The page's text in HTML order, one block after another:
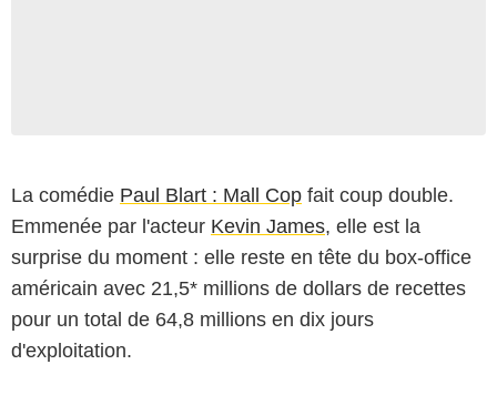
La comédie Paul Blart : Mall Cop fait coup double.
Emmenée par l'acteur Kevin James, elle est la
surprise du moment : elle reste en tête du box-office
américain avec 21,5* millions de dollars de recettes
pour un total de 64,8 millions en dix jours
d'exploitation.